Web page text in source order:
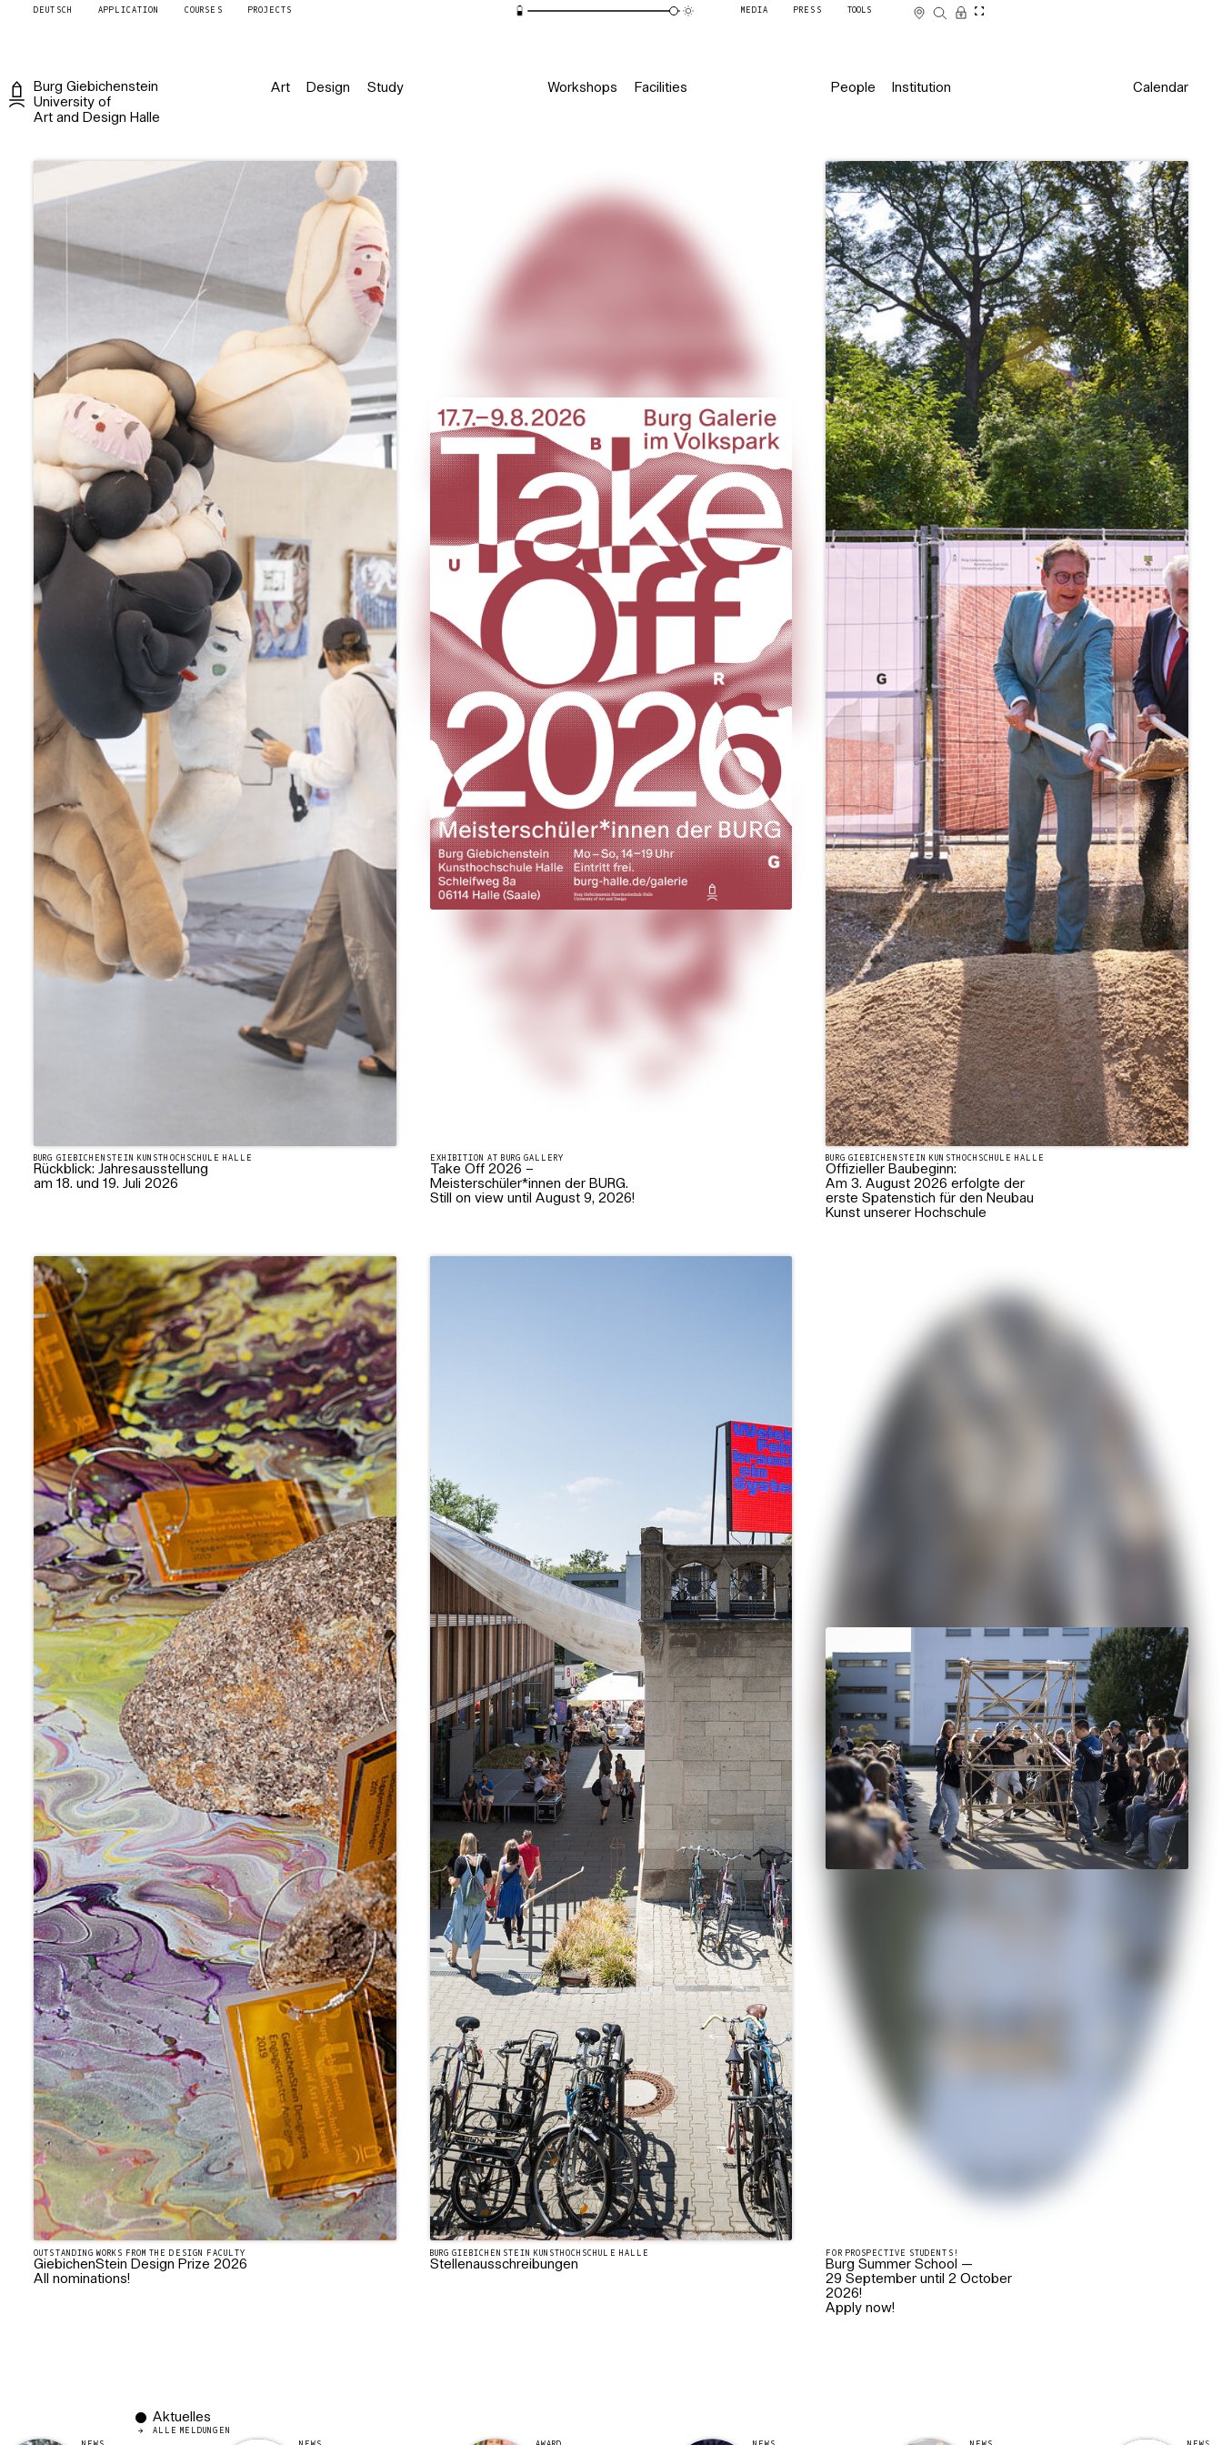
DEUTSCH APPLICATION COURSES PROJECTS MEDIA PRESS TOOLS
Burg Giebichenstein
University of
Art and Design Halle
Art Design Study Workshops Facilities People Institution Calendar
Burg Giebichenstein Kunsthochschule Halle
BURG GIEBICHENSTEIN KUNSTHOCHSCHULE HALLE
Rückblick: Jahresausstellung
am 18. und 19. Juli 2026
EXHIBITION AT BURG GALLERY
Take Off 2026 –
Meisterschüler*innen der BURG.
Still on view until August 9, 2026!
BURG GIEBICHENSTEIN KUNSTHOCHSCHULE HALLE
Offizieller Baubeginn:
Am 3. August 2026 erfolgte der
erste Spatenstich für den Neubau
Kunst unserer Hochschule
OUTSTANDING WORKS FROM THE DESIGN FACULTY
GiebichenStein Design Prize 2026
All nominations!
BURG GIEBICHENSTEIN KUNSTHOCHSCHULE HALLE
Stellenausschreibungen
FOR PROSPECTIVE STUDENTS!
Burg Summer School —
29 September until 2 October
2026!
Apply now!
Aktuelles
ALLE MELDUNGEN